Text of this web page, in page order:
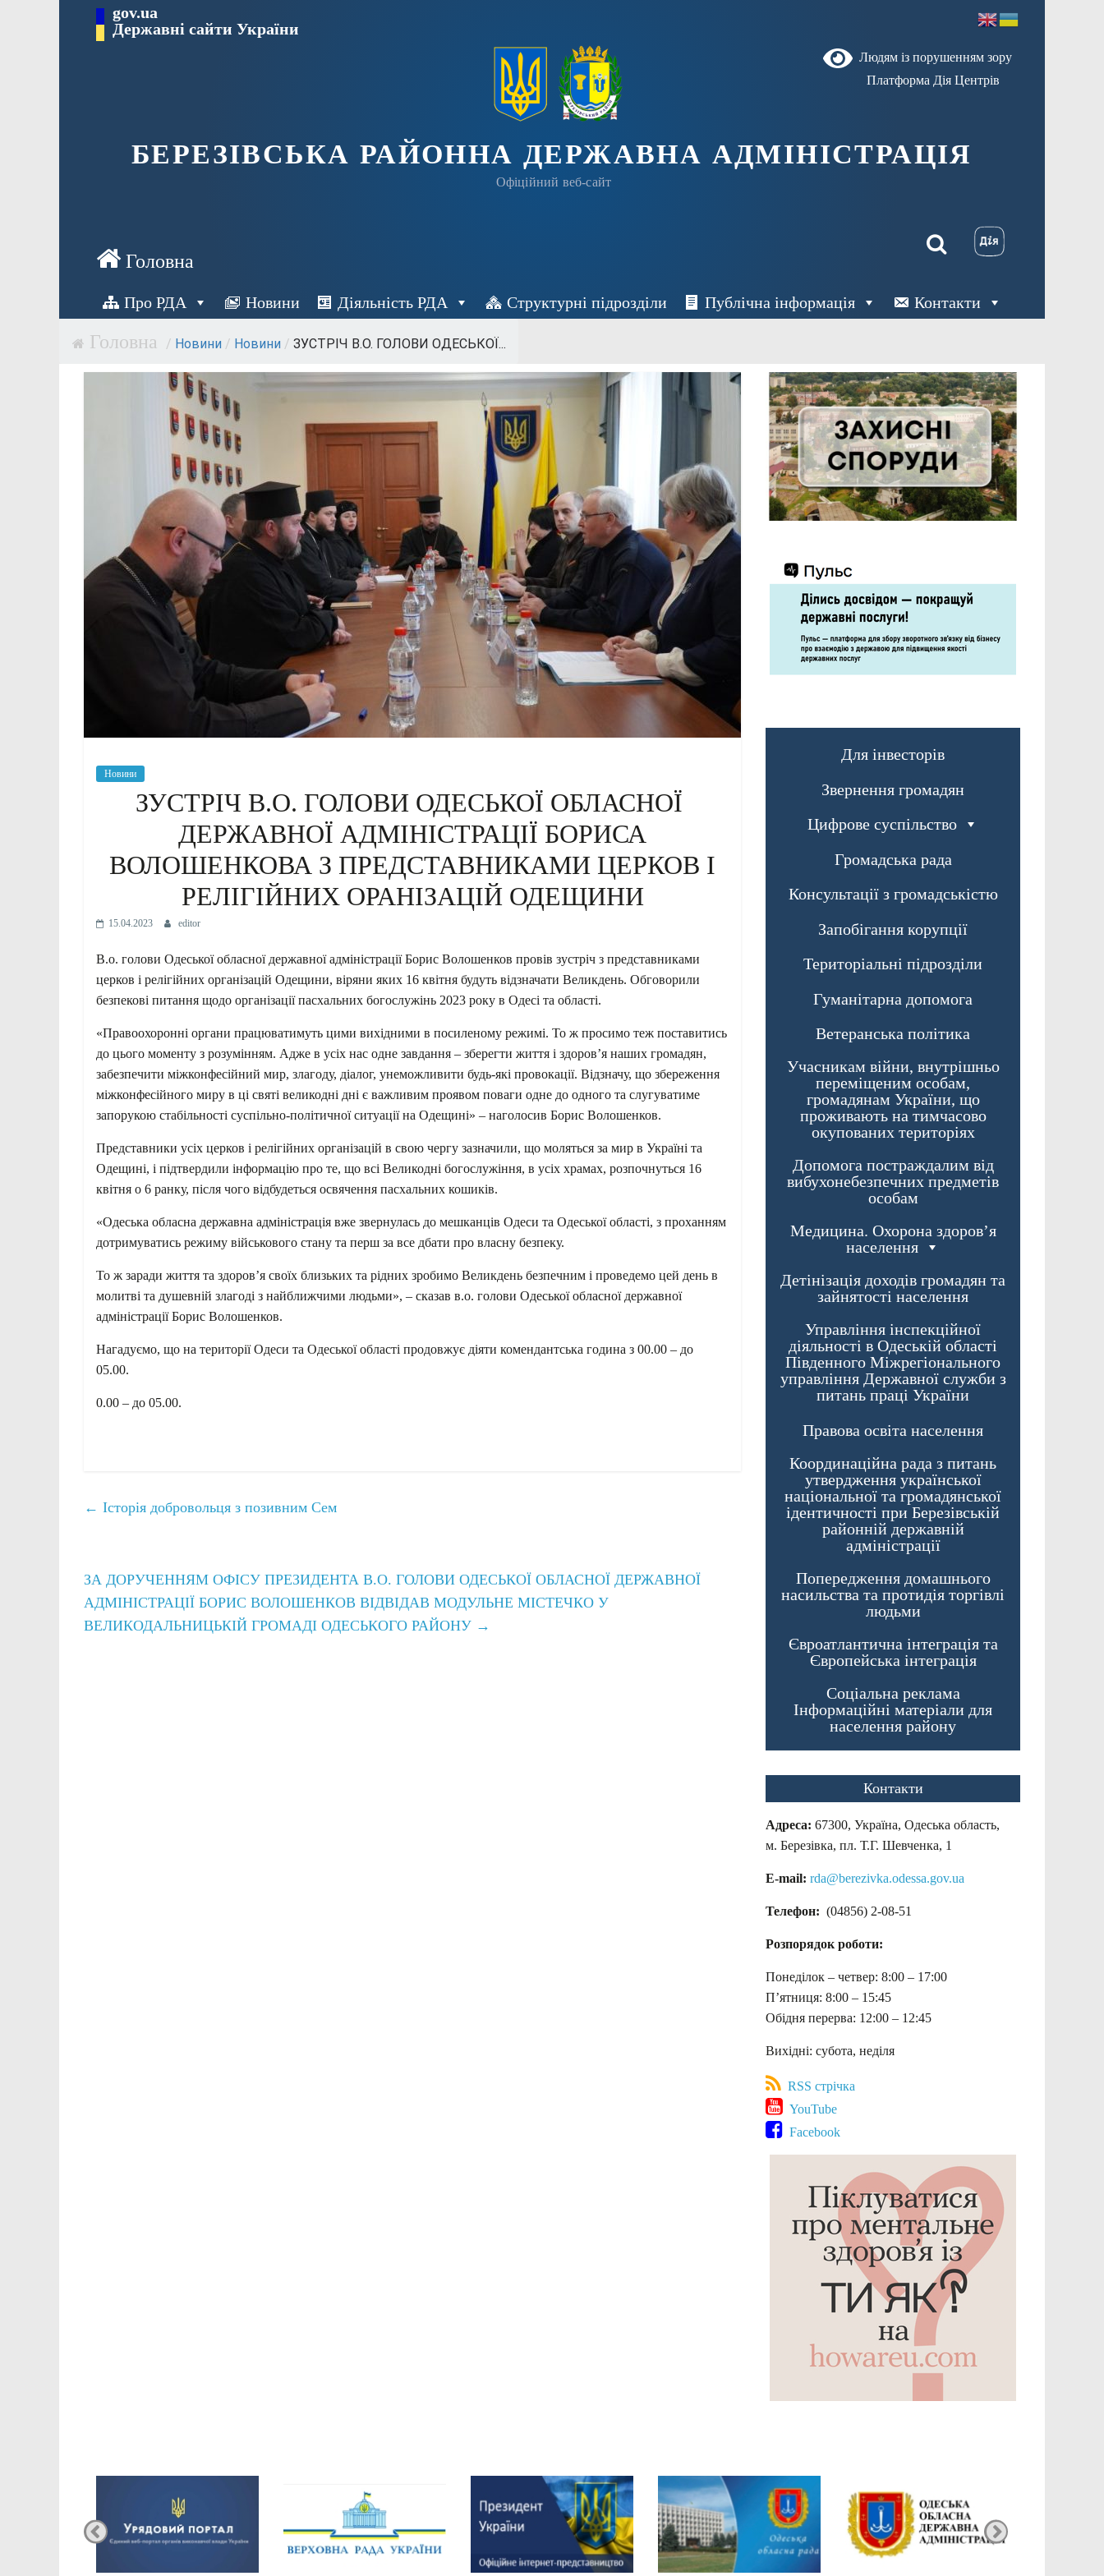
Перейти gov.ua
Державні сайти України
Людям із порушенням зору
Платформа Дія Центрів
БЕРЕЗІВСЬКА РАЙОННА ДЕРЖАВНА АДМІНІСТРАЦІЯ
Офіційний веб-сайт
Про РДА Новини Діяльність РДА Структурні підрозділи Публічна інформація Контакти
/ Новини / Новини / ЗУСТРІЧ В.О. ГОЛОВИ ОДЕСЬКОЇ...
Новини
ЗУСТРІЧ В.О. ГОЛОВИ ОДЕСЬКОЇ ОБЛАСНОЇ
ДЕРЖАВНОЇ АДМІНІСТРАЦІЇ БОРИСА
ВОЛОШЕНКОВА З ПРЕДСТАВНИКАМИ ЦЕРКОВ І
РЕЛІГІЙНИХ ОРАНІЗАЦІЙ ОДЕЩИНИ
15.04.2023 editor
В.о. голови Одеської обласної державної адміністрації Борис Волошенков провів зустріч з представниками
церков і релігійних організацій Одещини, віряни яких 16 квітня будуть відзначати Великдень. Обговорили
безпекові питання щодо організації пасхальних богослужінь 2023 року в Одесі та області.
«Правоохоронні органи працюватимуть цими вихідними в посиленому режимі. То ж просимо теж поставитись
до цього моменту з розумінням. Адже в усіх нас одне завдання – зберегти життя і здоров’я наших громадян,
забезпечити міжконфесійний мир, злагоду, діалог, унеможливити будь-які провокації. Відзначу, що збереження
міжконфесійного миру в ці святі великодні дні є важливим проявом поваги одне до одного та слугуватиме
запорукою стабільності суспільно-політичної ситуації на Одещині» – наголосив Борис Волошенков.
Представники усіх церков і релігійних організацій в свою чергу зазначили, що моляться за мир в Україні та
Одещині, і підтвердили інформацію про те, що всі Великодні богослужіння, в усіх храмах, розпочнуться 16
квітня о 6 ранку, після чого відбудеться освячення пасхальних кошиків.
«Одеська обласна державна адміністрація вже звернулась до мешканців Одеси та Одеської області, з проханням
дотримуватись режиму військового стану та перш за все дбати про власну безпеку.
То ж заради життя та здоров’я своїх близьких та рідних зробимо Великдень безпечним і проведемо цей день в
молитві та душевній злагоді з найближчими людьми», – сказав в.о. голови Одеської обласної державної
адміністрації Борис Волошенков.
Нагадуємо, що на території Одеси та Одеської області продовжує діяти комендантська година з 00.00 – до
05.00.
0.00 – до 05.00.
← Історія добровольця з позивним Сем
ЗА ДОРУЧЕННЯМ ОФІСУ ПРЕЗИДЕНТА В.О. ГОЛОВИ ОДЕСЬКОЇ ОБЛАСНОЇ ДЕРЖАВНОЇ
АДМІНІСТРАЦІЇ БОРИС ВОЛОШЕНКОВ ВІДВІДАВ МОДУЛЬНЕ МІСТЕЧКО У
ВЕЛИКОДАЛЬНИЦЬКІЙ ГРОМАДІ ОДЕСЬКОГО РАЙОНУ →
Для інвесторів
Звернення громадян
Цифрове суспільство
Громадська рада
Консультації з громадськістю
Запобігання корупції
Територіальні підрозділи
Гуманітарна допомога
Ветеранська політика
Учасникам війни, внутрішньо
переміщеним особам,
громадянам України, що
проживають на тимчасово
окупованих територіях
Допомога постраждалим від
вибухонебезпечних предметів
особам
Медицина. Охорона здоров’я
населення
Детінізація доходів громадян та
зайнятості населення
Управління інспекційної
діяльності в Одеській області
Південного Міжрегіонального
управління Державної служби з
питань праці України
Правова освіта населення
Координаційна рада з питань
утвердження української
національної та громадянської
ідентичності при Березівській
районній державній
адміністрації
Попередження домашнього
насильства та протидія торгівлі
людьми
Євроатлантична інтеграція та
Європейська інтеграція
Соціальна реклама
Інформаційні матеріали для
населення району
Контакти
Адреса: 67300, Україна, Одеська область,
м. Березівка, пл. Т.Г. Шевченка, 1
E-mail: rda@berezivka.odessa.gov.ua
Телефон: (04856) 2-08-51
Розпорядок роботи:
Понеділок – четвер: 8:00 – 17:00
П’ятниця: 8:00 – 15:45
Обідня перерва: 12:00 – 12:45
Вихідні: субота, неділя
RSS стрічка
YouTube
Facebook